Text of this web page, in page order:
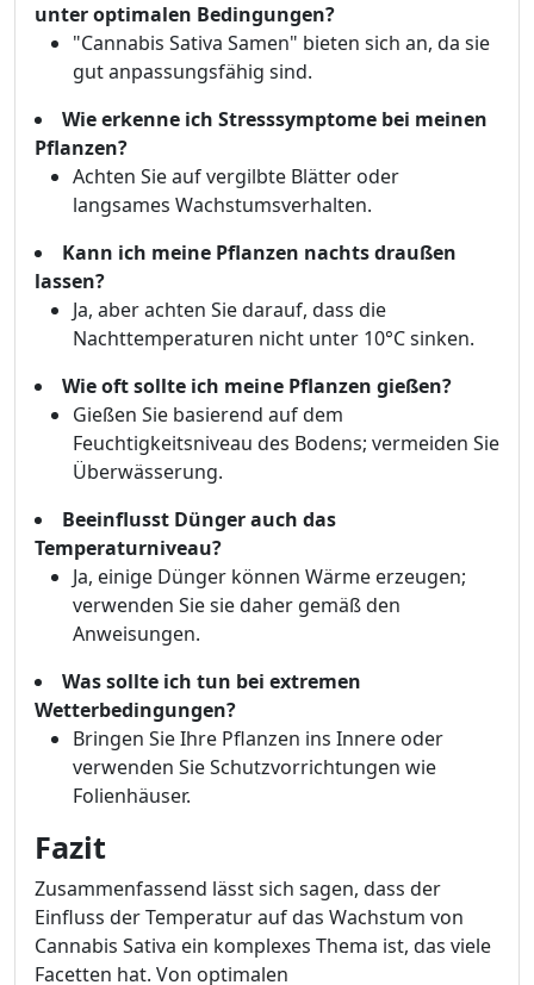
unter optimalen Bedingungen?
"Cannabis Sativa Samen" bieten sich an, da sie
gut anpassungsfähig sind.
Wie erkenne ich Stresssymptome bei meinen
Pflanzen?
Achten Sie auf vergilbte Blätter oder
langsames Wachstumsverhalten.
Kann ich meine Pflanzen nachts draußen
lassen?
Ja, aber achten Sie darauf, dass die
Nachttemperaturen nicht unter 10°C sinken.
Wie oft sollte ich meine Pflanzen gießen?
Gießen Sie basierend auf dem
Feuchtigkeitsniveau des Bodens; vermeiden Sie
Überwässerung.
Beeinflusst Dünger auch das
Temperaturniveau?
Ja, einige Dünger können Wärme erzeugen;
verwenden Sie sie daher gemäß den
Anweisungen.
Was sollte ich tun bei extremen
Wetterbedingungen?
Bringen Sie Ihre Pflanzen ins Innere oder
verwenden Sie Schutzvorrichtungen wie
Folienhäuser.
Fazit
Zusammenfassend lässt sich sagen, dass der
Einfluss der Temperatur auf das Wachstum von
Cannabis Sativa ein komplexes Thema ist, das viele
Facetten hat. Von optimalen